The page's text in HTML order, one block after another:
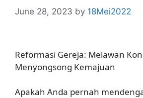
June 28, 2023 by 18Mei2022
Reformasi Gereja: Melawan
Menyongsong Kemajuan
Apakah Anda pernah